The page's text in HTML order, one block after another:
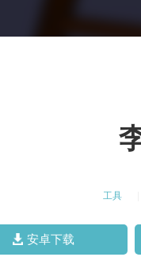
工具
安卓下载